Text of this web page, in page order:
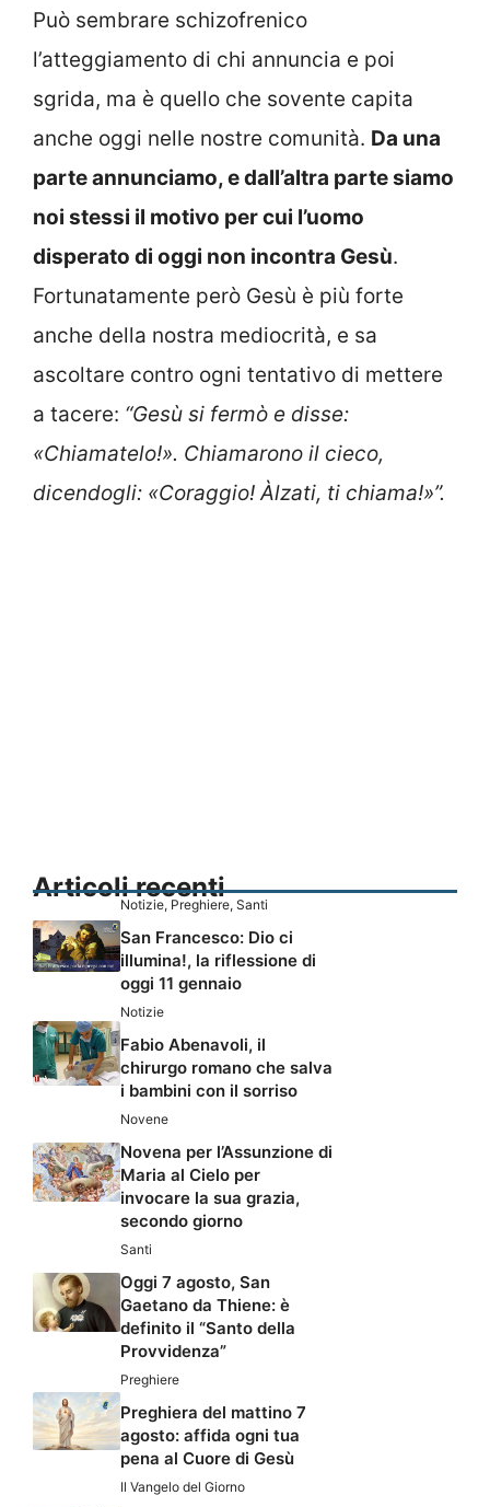
Può sembrare schizofrenico
l’atteggiamento di chi annuncia e poi
sgrida, ma è quello che sovente capita
anche oggi nelle nostre comunità. Da una
parte annunciamo, e dall’altra parte siamo
noi stessi il motivo per cui l’uomo
disperato di oggi non incontra Gesù.
Fortunatamente però Gesù è più forte
anche della nostra mediocrità, e sa
ascoltare contro ogni tentativo di mettere
a tacere: “Gesù si fermò e disse:
«Chiamatelo!». Chiamarono il cieco,
dicendogli: «Coraggio! Àlzati, ti chiama!»”.
Articoli recenti
Notizie, Preghiere, Santi
San Francesco: Dio ci
illumina!, la riflessione di
oggi 11 gennaio
Notizie
Fabio Abenavoli, il
chirurgo romano che salva
i bambini con il sorriso
Novene
Novena per l’Assunzione di
Maria al Cielo per
invocare la sua grazia,
secondo giorno
Santi
Oggi 7 agosto, San
Gaetano da Thiene: è
definito il “Santo della
Provvidenza”
Preghiere
Preghiera del mattino 7
agosto: affida ogni tua
pena al Cuore di Gesù
Il Vangelo del Giorno